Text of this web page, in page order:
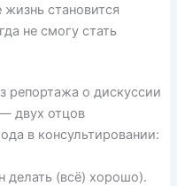
жизнь становится
не смогу стать
репортажа о дискуссии
двух отцов
в консультировании:
делать (всё) хорошо).